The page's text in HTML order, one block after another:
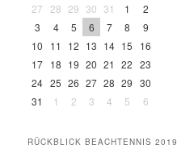
27
28 29 30 31 1
2
3
4 5 6 7 8
9
10
11 12 13 14 15
16
17 18 19 20 21 22 23
24 25 26 27 28 29 30
31
1 2 3 4 5 6
RÜCKBLICK BEACHTENNIS 2019